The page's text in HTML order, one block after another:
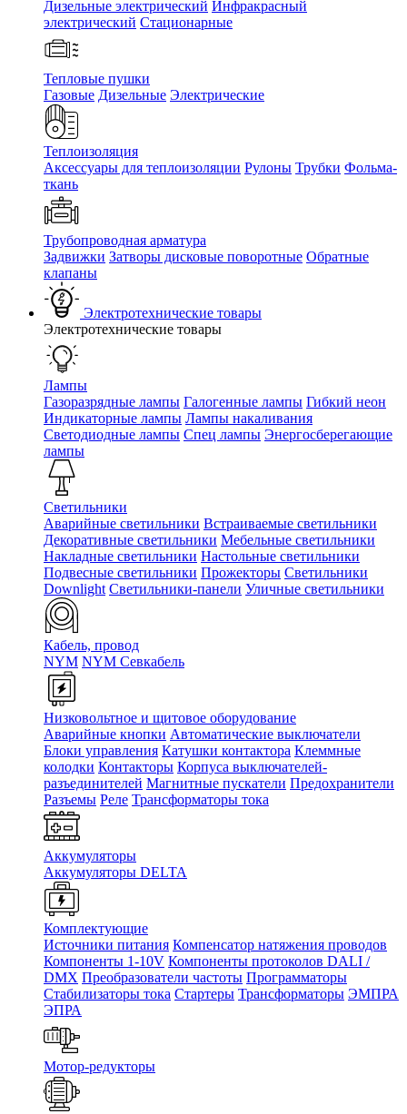
Дизельные электрический Инфракрасный
электрический Стационарные
Тепловые пушки
Газовые Дизельные Электрические
Теплоизоляция
Аксессуары для теплоизоляции Рулоны Трубки Фольма-
ткань
Трубопроводная арматура
Задвижки Затворы дисковые поворотные Обратные
клапаны
Электротехнические товары
Электротехнические товары
Лампы
Газоразрядные лампы Галогенные лампы Гибкий неон
Индикаторные лампы Лампы накаливания
Светодиодные лампы Спец лампы Энергосберегающие
лампы
Светильники
Аварийные светильники Встраиваемые светильники
Декоративные светильники Мебельные светильники
Накладные светильники Настольные светильники
Подвесные светильники Прожекторы Светильники
Downlight Светильники-панели Уличные светильники
Кабель, провод
NYM NYM Севкабель
Низковольтное и щитовое оборудование
Аварийные кнопки Автоматические выключатели
Блоки управления Катушки контактора Клеммные
колодки Контакторы Корпуса выключателей-
разъединителей Магнитные пускатели Предохранители
Разъемы Реле Трансформаторы тока
Аккумуляторы
Аккумуляторы DELTA
Комплектующие
Источники питания Компенсатор натяжения проводов
Компоненты 1-10V Компоненты протоколов DALI /
DMX Преобразователи частоты Программаторы
Стабилизаторы тока Стартеры Трансформаторы ЭМПРА
ЭПРА
Мотор-редукторы